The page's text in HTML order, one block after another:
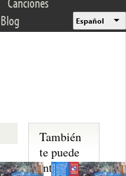
Blog Español
También
te puede
interesar...